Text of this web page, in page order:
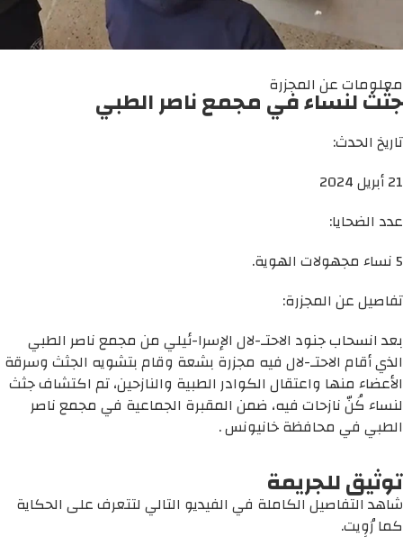
معلومات عن المجزرة
جثث لنساء في مجمع ناصر الطبي
تاريخ الحدث:
21 أبريل 2024
عدد الضحايا:
5 نساء مجهولات الهوية.
تفاصيل عن المجزرة:
بعد انسحاب جنود الاحتـ-لال الإسرا-ئيلي من مجمع ناصر الطبي
الذي أقام الاحتـ-لال فيه مجزرة بشعة وقام بتشويه الجثث وسرقة
الأعضاء منها واعتقال الكوادر الطبية والنازحين، تم اكتشاف جثث
لنساء كُنّ نازحات فيه، ضمن المقبرة الجماعية في مجمع ناصر
الطبي في محافظة خانيونس .
توثيق للجريمة
شاهد التفاصيل الكاملة في الفيديو التالي لتتعرف على الحكاية
كما رُوِيت.